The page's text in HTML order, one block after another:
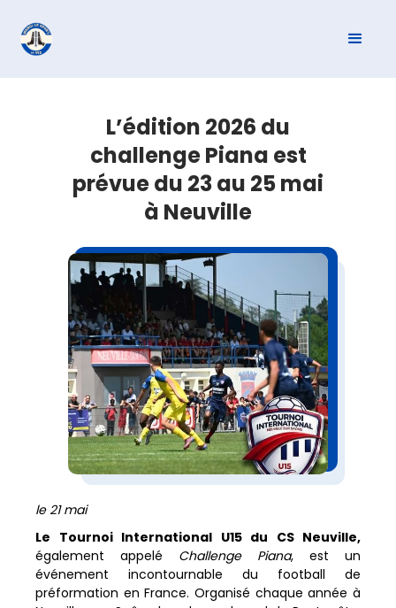
L’édition 2026 du
challenge Piana est
prévue du 23 au 25 mai
à Neuville
le 21 mai
Le Tournoi International U15 du CS Neuville,
également appelé Challenge Piana, est un
événement incontournable du football de
préformation en France. Organisé chaque année à